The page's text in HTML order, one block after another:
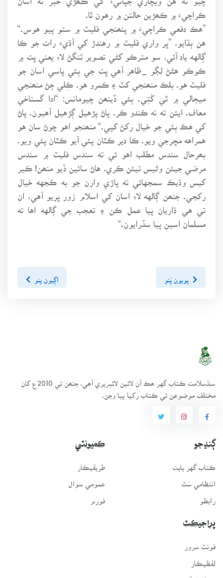
ڪراچيءَ ۾ ڪھڙين حالتن ۾ رهون ٿا.
”هڪ دفعي ڪراچيءَ ۾ پنھنجي فليٽ ۾ ستو پيو هوس.“
هن ٻڌايو، ”ڀر واري فليٽ ۾ رهندڙ کي آڌيءَ رات جو ڪا
ڳالهه ياد آئي، سو مترڪو کڻي تصوير ٽنگڻ لاءِ يعني ڀت ۾
ڪوڪو هڻڻ لڳو _ظاهر آهي ڀت جي ٻئي پاسي اسان جو
فليٽ هو. بلڪ منھنجي کٽ ۽ ڪمرو هو. ڪِلي ڄڻ منھنجي
ميڄالي ۾ ٿي کُتِي. ٻئي ڏينھن چيومانس: “ادا گستاخي
معاف. ايئن ته نه ڪندو ڪر. پاڻ پڙهيل ڳڙهيل آهيون. پاڻ
کي هڪ ٻئي جو خيال رکڻ کپي.“ منھنجو اهو چوڻ سان هو
همراهه مڇرجي ويو. ڪا دير ڪٿان پئي آيو ڪٿان پئي ويو.
بھرحال سندس مطلب اهو ئي ته سندس فليٽ ۾ سندس
مرضي جيئن وڻيس تيئن ڪري. هاڻ سائين ڏيو منھن! ڪير
کيس وڌيڪ سمجهائي ته پاڙي وارن جو به ڪجهه خيال
رکجي. جنھن ڳالهه لاءِ اسان کي اسلام زور ڀريو آهي، ان
تي هي ڌاريان پيا عمل ڪن ۽ تعجب جي ڳالهه اها ته
مسلمان اسين پيا سڏرايون.“
اڳيون پنو
سنڌسلامت ڪتاب گهر ھڪ آن لائين لائبريري آھي، جنھن تي 2010ع کان
مختلف موضوعن تي ڪتاب رکيا پيا وڃن.
ڳنڍجو
ڪتاب گهر بابت
انتظامي سَٿ
رابطو
ڪميونٽي
طريقيڪار
عمومي سوال
فورم
پراجيڪٽ
فونٽ سرور
لفظيڪار
پيغامِ قرآن